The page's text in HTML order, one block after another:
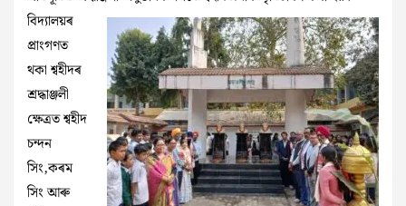
বিদ্যালয়ৰ
প্ৰাংগণত
থকা শ্বহীদৰ
শ্ৰদ্ধাঞ্জলী
ক্ষেত্ৰত শ্বহীদ
চন্দন
সিং,কৰম
সিং আৰু